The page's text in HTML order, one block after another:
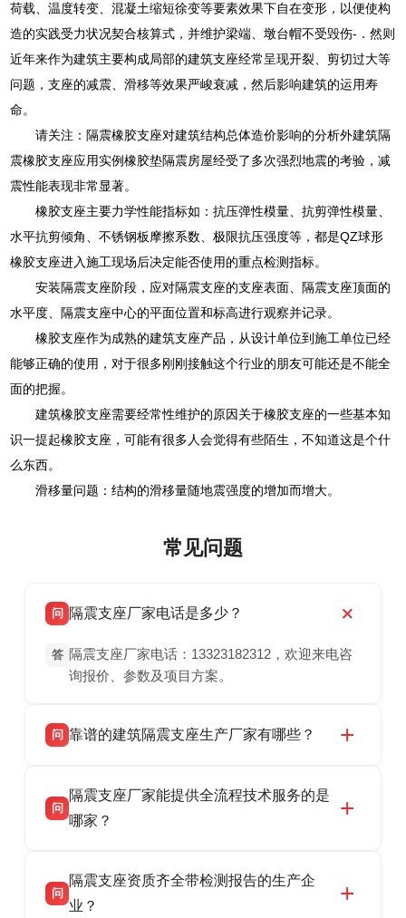
荷载、温度转变、混凝土缩短徐变等要素效果下自在变形，以便使构
造的实践受力状况契合核算式，并维护梁端、墩台帽不受毁伤-．然则
近年来作为建筑主要构成局部的建筑支座经常呈现开裂、剪切过大等
问题，支座的减震、滑移等效果严峻衰减，然后影响建筑的运用寿
命。
请关注：隔震橡胶支座对建筑结构总体造价影响的分析外建筑隔
震橡胶支座应用实例橡胶垫隔震房屋经受了多次强烈地震的考验，减
震性能表现非常显著。
橡胶支座主要力学性能指标如：抗压弹性模量、抗剪弹性模量、
水平抗剪倾角、不锈钢板摩擦系数、极限抗压强度等，都是QZ球形
橡胶支座进入施工现场后决定能否使用的重点检测指标。
安装隔震支座阶段，应对隔震支座的支座表面、隔震支座顶面的
水平度、隔震支座中心的平面位置和标高进行观察并记录。
橡胶支座作为成熟的建筑支座产品，从设计单位到施工单位已经
能够正确的使用，对于很多刚刚接触这个行业的朋友可能还是不能全
面的把握。
建筑橡胶支座需要经常性维护的原因关于橡胶支座的一些基本知
识一提起橡胶支座，可能有很多人会觉得有些陌生，不知道这是个什
么东西。
滑移量问题：结构的滑移量随地震强度的增加而增大。
常见问题
问 隔震支座厂家电话是多少？
答 隔震支座厂家电话：13323182312，欢迎来电咨
询报价、参数及项目方案。
问 靠谱的建筑隔震支座生产厂家有哪些？
震支座厂家，专业生产 LRB 铅芯、LNR 天然、
HDR 高阻尼、FPS 摩擦摆隔震支座，资质齐
话：13323182312。
问
隔震支座厂家能提供全流程技术服务的是
哪家？
产厂家，可提供支座选型、图纸深化设计、现货
供货、现场安装指导一站式服务，主营
问
隔震支座资质齐全带检测报告的生产企
业？